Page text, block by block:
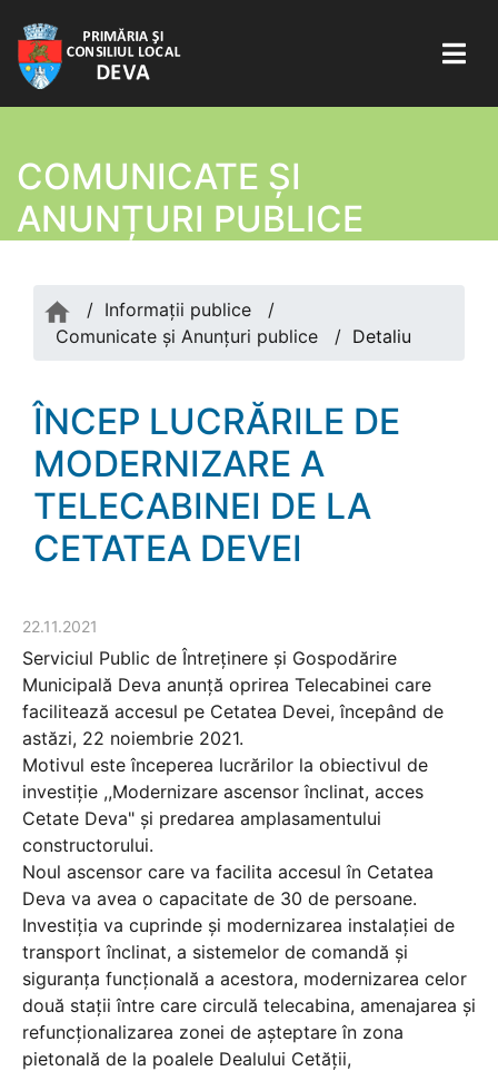
COMUNICATE ŞI
ANUNȚURI PUBLICE
/ Informații publice
/
Comunicate şi Anunțuri publice
/ Detaliu
ÎNCEP LUCRĂRILE DE
MODERNIZARE A
TELECABINEI DE LA
CETATEA DEVEI
22.11.2021
Serviciul Public de Întreținere și Gospodărire
Municipală Deva anunță oprirea Telecabinei care
facilitează accesul pe Cetatea Devei, începând de
astăzi, 22 noiembrie 2021.
Motivul este începerea lucrărilor la obiectivul de
investiție ,,Modernizare ascensor înclinat, acces
Cetate Deva" și predarea amplasamentului
constructorului.
Noul ascensor care va facilita accesul în Cetatea
Deva va avea o capacitate de 30 de persoane.
Investiția va cuprinde și modernizarea instalației de
transport înclinat, a sistemelor de comandă și
siguranța funcțională a acestora, modernizarea celor
două stații între care circulă telecabina, amenajarea și
refuncționalizarea zonei de așteptare în zona
pietonală de la poalele Dealului Cetății,